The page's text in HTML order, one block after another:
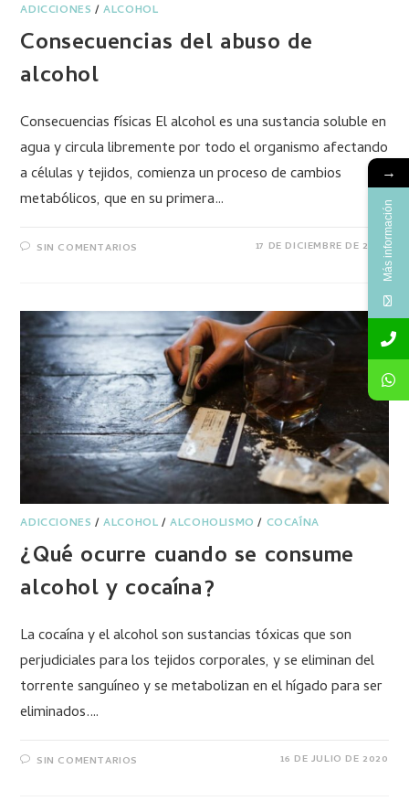
ADICCIONES /ALCOHOL
Consecuencias del abuso de
alcohol
Consecuencias físicas El alcohol es una sustancia soluble en
agua y circula libremente por todo el organismo afectando
a células y tejidos, comienza un proceso de cambios
metabólicos, que en su primera…
SIN COMENTARIOS 17 DE DICIEMBRE DE 2020
ADICCIONES /ALCOHOL /ALCOHOLISMO / COCAÍNA
¿Qué ocurre cuando se consume
alcohol y cocaína?
La cocaína y el alcohol son sustancias tóxicas que son
perjudiciales para los tejidos corporales, y se eliminan del
torrente sanguíneo y se metabolizan en el hígado para ser
eliminados.…
SIN COMENTARIOS 16 DE JULIO DE 2020
→
Más información